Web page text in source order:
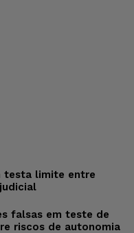
testa limite entre
falsas em teste de
riscos de autonomia